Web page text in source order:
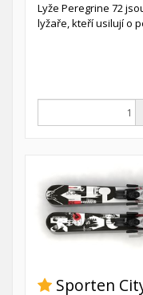
Lyže Peregrine 72
lyžaře, kteří usilují o
Sporten